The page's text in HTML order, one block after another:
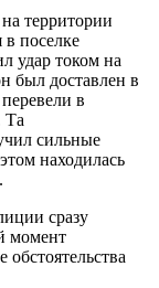
территории
в поселке
удар током на
был доставлен в
в
Та
сильные
находилась
сразу
момент